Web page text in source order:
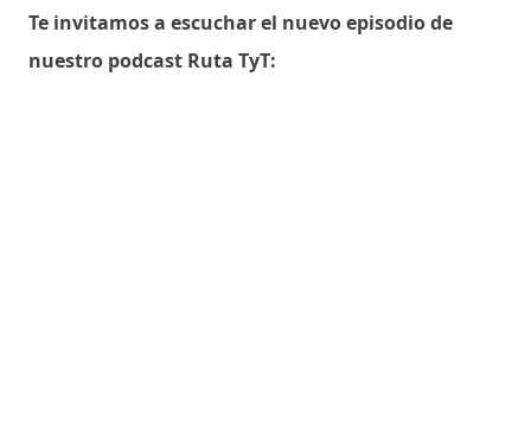
Te invitamos a escuchar el nuevo episodio de
nuestro podcast Ruta TyT: